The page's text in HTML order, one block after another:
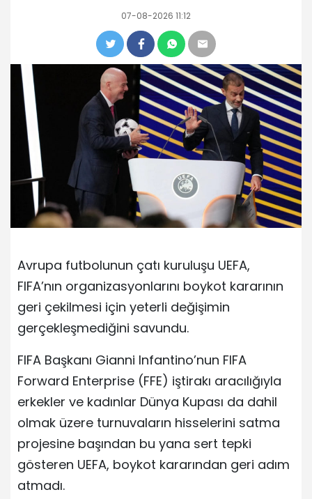
07-08-2026 11:12
Avrupa futbolunun çatı kuruluşu UEFA,
FIFA’nın organizasyonlarını boykot kararının
geri çekilmesi için yeterli değişimin
gerçekleşmediğini savundu.
FIFA Başkanı Gianni Infantino’nun FIFA
Forward Enterprise (FFE) iştirakı aracılığıyla
erkekler ve kadınlar Dünya Kupası da dahil
olmak üzere turnuvaların hisselerini satma
projesine başından bu yana sert tepki
gösteren UEFA, boykot kararından geri adım
atmadı.